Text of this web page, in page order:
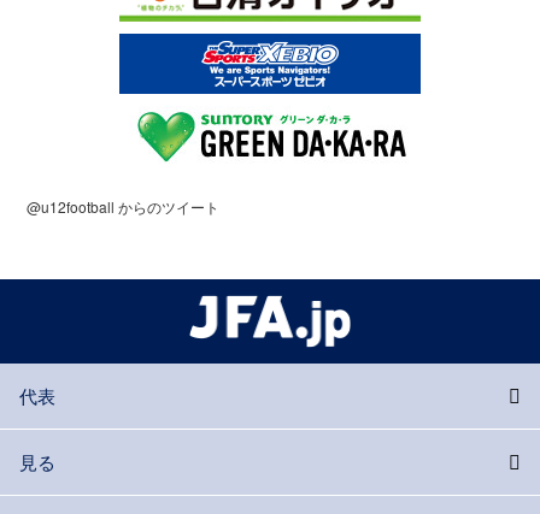
@u12football からのツイート
代表
見る